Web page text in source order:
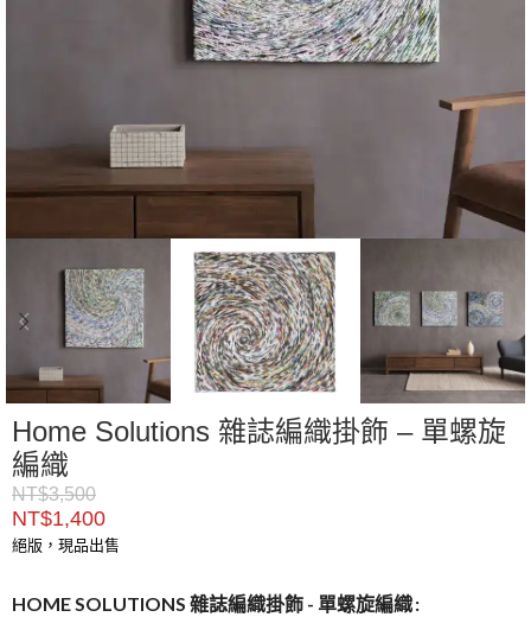
Home Solutions 雜誌編織掛飾 – 單螺旋
編織
NT$3,500
NT$1,400
絕版，現品出售
HOME SOLUTIONS 雜誌編織掛飾 - 單螺旋編織